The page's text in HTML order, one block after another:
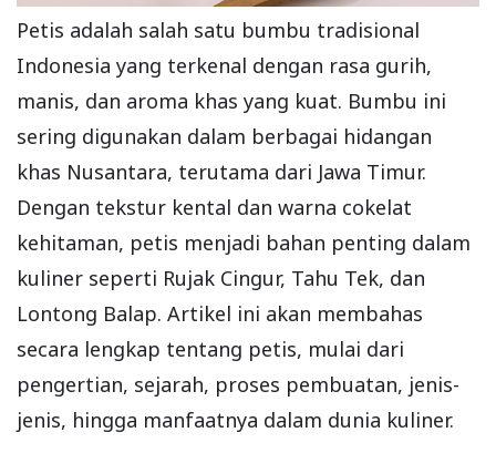
Petis adalah salah satu bumbu tradisional
Indonesia yang terkenal dengan rasa gurih,
manis, dan aroma khas yang kuat. Bumbu ini
sering digunakan dalam berbagai hidangan
khas Nusantara, terutama dari Jawa Timur.
Dengan tekstur kental dan warna cokelat
kehitaman, petis menjadi bahan penting dalam
kuliner seperti Rujak Cingur, Tahu Tek, dan
Lontong Balap. Artikel ini akan membahas
secara lengkap tentang petis, mulai dari
pengertian, sejarah, proses pembuatan, jenis-
jenis, hingga manfaatnya dalam dunia kuliner.